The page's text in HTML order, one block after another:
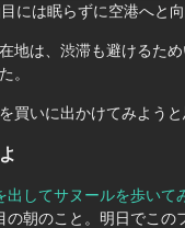
には眠らずに空港へと向
地は、渋滞も避けるため
。
買いに出かけてみようと
出してサヌールを歩いて
の朝のこと。明日でこの